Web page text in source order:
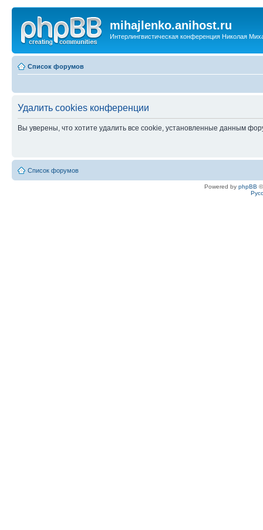
mihajlenko.anihost.ru
Интерлингвистическая конференция Николая
Список форумов
Удалить cookies конференции
Вы уверены, что хотите удалить все cookie, установленные данным
Список форумов
Powered by phpBB